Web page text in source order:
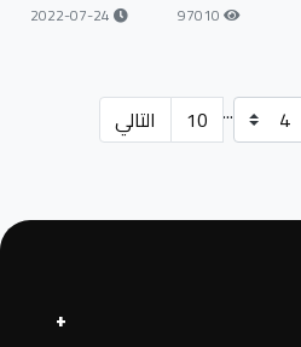
97010
2022-07-24
...
10 التالي